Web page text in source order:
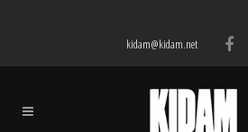
kidam@kidam.net